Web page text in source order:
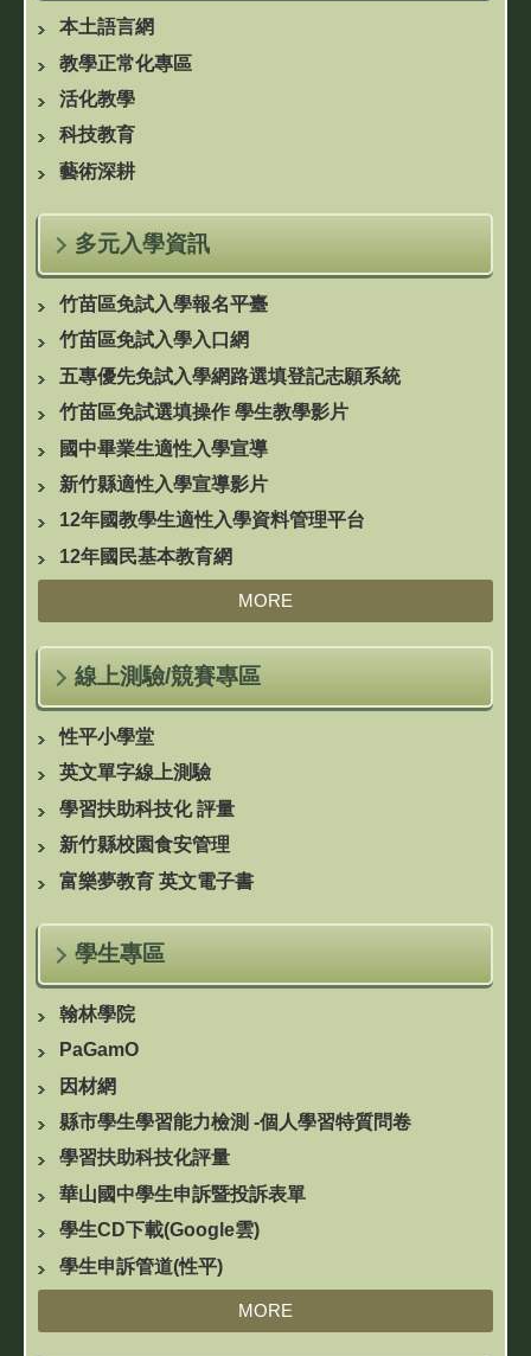
本土語言網
教學正常化專區
活化教學
科技教育
藝術深耕
多元入學資訊
竹苗區免試入學報名平臺
竹苗區免試入學入口網
五專優先免試入學網路選填登記志願系統
竹苗區免試選填操作 學生教學影片
國中畢業生適性入學宣導
新竹縣適性入學宣導影片
12年國教學生適性入學資料管理平台
12年國民基本教育網
MORE
線上測驗/競賽專區
性平小學堂
英文單字線上測驗
學習扶助科技化 評量
新竹縣校園食安管理
富樂夢教育 英文電子書
學生專區
翰林學院
PaGamO
因材網
縣市學生學習能力檢測 -個人學習特質問卷
學習扶助科技化評量
華山國中學生申訴暨投訴表單
學生CD下載(Google雲)
學生申訴管道(性平)
MORE